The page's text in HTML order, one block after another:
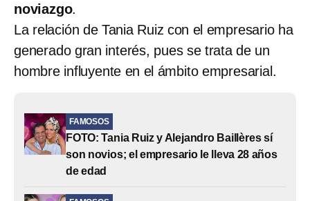
noviazgo.
La relación de Tania Ruiz con el empresario ha
generado gran interés, pues se trata de un
hombre influyente en el ámbito empresarial.
FAMOSOS
FOTO: Tania Ruiz y Alejandro Baillères sí
son novios; el empresario le lleva 28 años
de edad